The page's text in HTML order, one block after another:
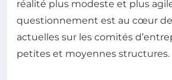
réalité plus modeste et plus
questionnement est au cœur
actuelles sur les comités
petites et moyennes structures.